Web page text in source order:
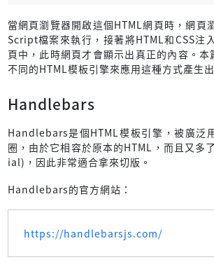
當網頁瀏覽器開啟這個HTML網頁時，網頁
Script檔案來執行，接著將HTML和CSS注
頁中，此時網頁才會顯示出真正的內容。
不同的HTML模板引擎來應用這種方式產生
Handlebars
Handlebars是個HTML模板引擎，被廣泛
圈，由於它相容於原本的HTML，而且又多
ial)，因此非常適合拿來切版。
Handlebars的官方網站：
https://handlebarsjs.com/